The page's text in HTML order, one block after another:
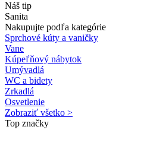
Náš tip
Sanita
Nakupujte podľa kategórie
Sprchové kúty a vaničky
Vane
Kúpeľňový nábytok
Umývadlá
WC a bidety
Zrkadlá
Osvetlenie
Zobraziť všetko >
Top značky